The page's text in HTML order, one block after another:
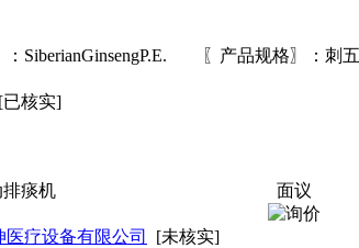
SiberianGinsengP.E. 〖产品规格〗：刺
[已核实]
痰机
医疗设备有限公司
[未核实]
面议